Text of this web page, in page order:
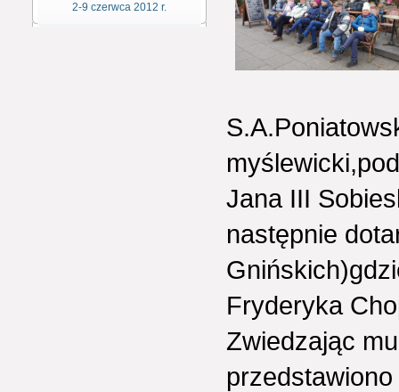
2-9 czerwca 2012 r.
Jana III
następnie
Fryderyka
Zwiedzając
przedstawiono